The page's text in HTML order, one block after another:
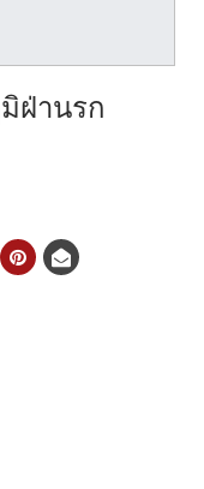
ฝ่านรก